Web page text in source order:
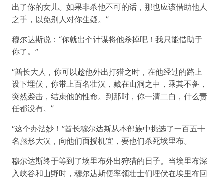
出了你的女儿。如果非杀他不可的话，那也应该借助他人
之手，以免别人对你生疑。”
穆尔达斯说：“你就出个计谋将他杀掉吧！我只能借助于
你了。”
“酋长大人，你可以趁他外出打猎之时，在他经过的路上
设下埋伏，你带上百名壮汉，藏在山洞之中，乘其不备，
突然袭击，结束他的性命。到那时，你一清二白，什么责
任都没有。”
“这个办法妙！”酋长穆尔达斯从本部族中挑选了一百五十
名彪形大汉，向他们面授机宜，要他们杀死埃里布。
穆尔达斯终于等到了埃里布外出狩猎的日子。当埃里布深
入峡谷和山野时，穆尔达斯便率领壮士们埋伏在埃里布回